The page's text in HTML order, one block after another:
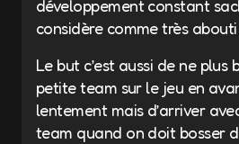
développement constant
considère comme très
Le but c’est aussi de ne plus
petite team sur le jeu en
lentement mais d’arriver
team quand on doit bosser